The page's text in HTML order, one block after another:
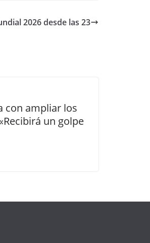
2026 desde las 23
con ampliar los
un golpe